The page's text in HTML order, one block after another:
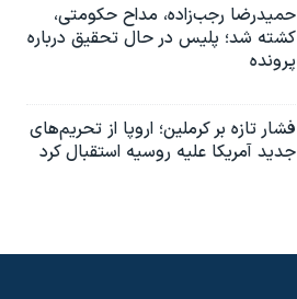
حمیدرضا رجب‌زاده، مداح حکومتی،
کشته شد؛ پلیس در حال تحقیق درباره
پرونده
فشار تازه بر کرملین؛ اروپا از تحریم‌های
جدید آمریکا علیه روسیه استقبال کرد